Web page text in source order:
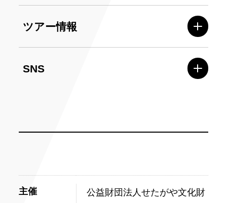
ツアー情報
SNS
主催 公益財団法人せたがや文化財